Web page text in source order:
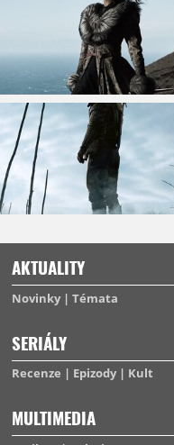
AKTUALITY
Novinky Témata
SERIÁLY
Recenze Epizody Kult
MULTIMEDIA